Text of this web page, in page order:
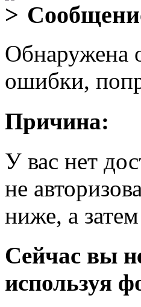
Обнаружена
ошибки,
Причина:
У вас нет
не
ниже, а
Сейчас вы
используя